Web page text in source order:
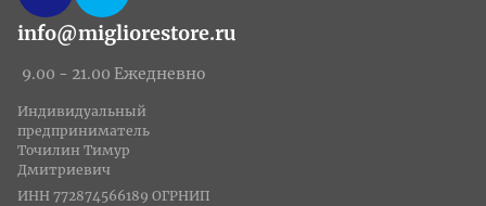
info@migliorestore.ru
9.00 - 21.00 Ежедневно
Индивидуальный
предприниматель
Точилин Тимур
Дмитриевич
ИНН 772874566189 ОГРНИП